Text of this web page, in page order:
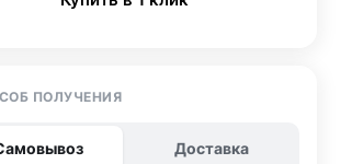
ПОЛУЧЕНИЯ
Доставка